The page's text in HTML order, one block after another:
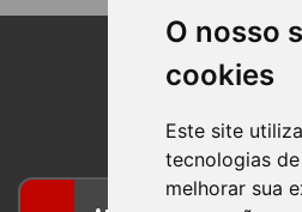
O nosso
cookies
Este site
tecnologias
melhorar sua
BOM
RIO GRANDE